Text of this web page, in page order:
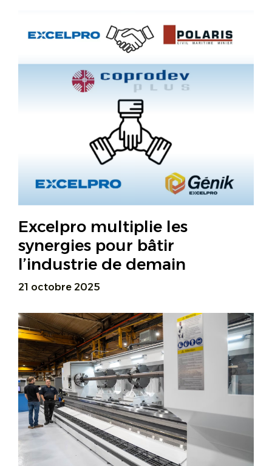
Excelpro multiplie les
synergies pour bâtir
l’industrie de demain
21 octobre 2025